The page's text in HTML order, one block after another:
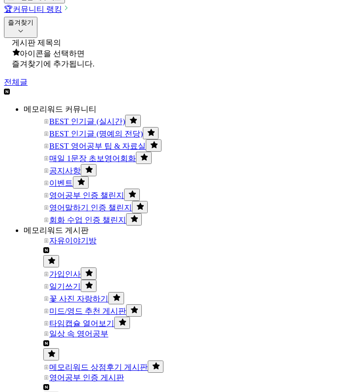
🏆커뮤니티 랭킹
즐겨찾기
게시판 제목의
아이콘을 선택하면
즐겨찾기에 추가됩니다.
전체글
메모리워드 커뮤니티
BEST 인기글 (실시간)
BEST 인기글 (명예의 전당)
BEST 영어공부 팁 & 자료실
매일 1문장 초보영어회화
공지사항
이벤트
영어공부 인증 챌린지
영어말하기 인증 챌린지
회화 수업 인증 챌린지
메모리워드 게시판
자유이야기방
가입인사
일기쓰기
꽃 사진 자랑하기
미드/영드 추천 게시판
타임캡슐 열어보기
일상 속 영어공부
메모리워드 상점후기 게시판
영어공부 인증 게시판